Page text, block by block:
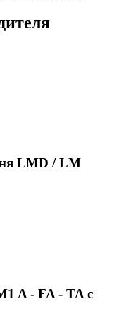
LMD / LM
A - FA - TA с